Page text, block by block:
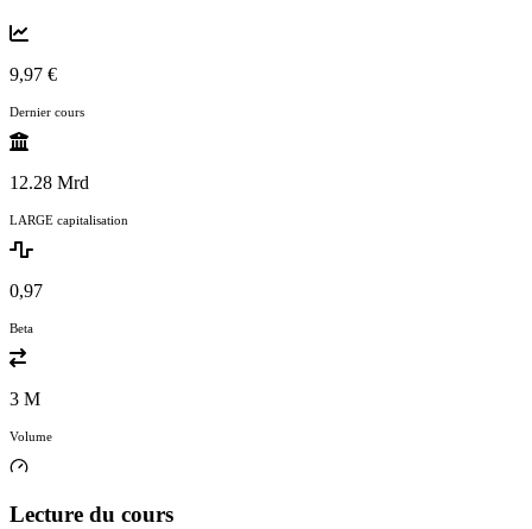
9,97 €
Dernier cours
12.28 Mrd
LARGE capitalisation
0,97
Beta
3 M
Volume
Lecture du cours